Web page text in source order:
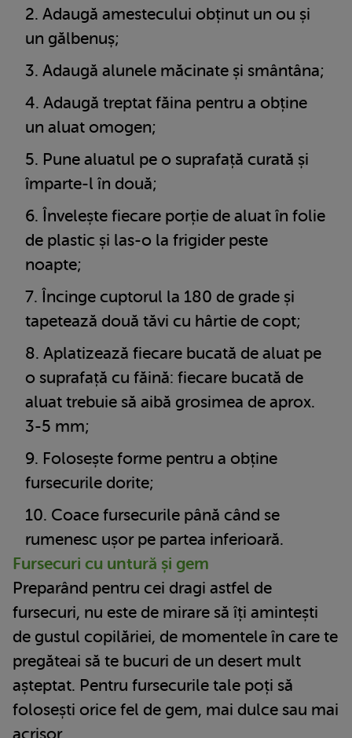
Adaugă amestecului obținut un ou și
un gălbenuș;
Adaugă alunele măcinate și smântâna;
Adaugă treptat făina pentru a obține
un aluat omogen;
Pune aluatul pe o suprafață curată și
împarte-l în două;
Învelește fiecare porție de aluat în folie
de plastic și las-o la frigider peste
noapte;
Încinge cuptorul la 180 de grade și
tapetează două tăvi cu hârtie de copt;
Aplatizează fiecare bucată de aluat pe
o suprafață cu făină: fiecare bucată de
aluat trebuie să aibă grosimea de aprox.
3-5 mm;
Folosește forme pentru a obține
fursecurile dorite;
Coace fursecurile până când se
rumenesc ușor pe partea inferioară.
Fursecuri cu untură și gem
Preparând pentru cei dragi astfel de
fursecuri, nu este de mirare să îți amintești
de gustul copilăriei, de momentele în care te
pregăteai să te bucuri de un desert mult
așteptat. Pentru fursecurile tale poți să
folosești orice fel de gem, mai dulce sau mai